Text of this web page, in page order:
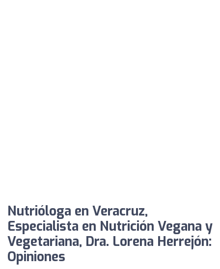
Nutrióloga en Veracruz,
Especialista en Nutrición Vegana y
Vegetariana, Dra. Lorena Herrejón:
Opiniones